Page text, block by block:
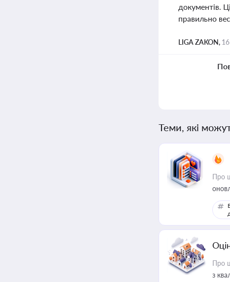
документів.
правильно
LIGA ZAKON,
Теми, які
Про
Про
з